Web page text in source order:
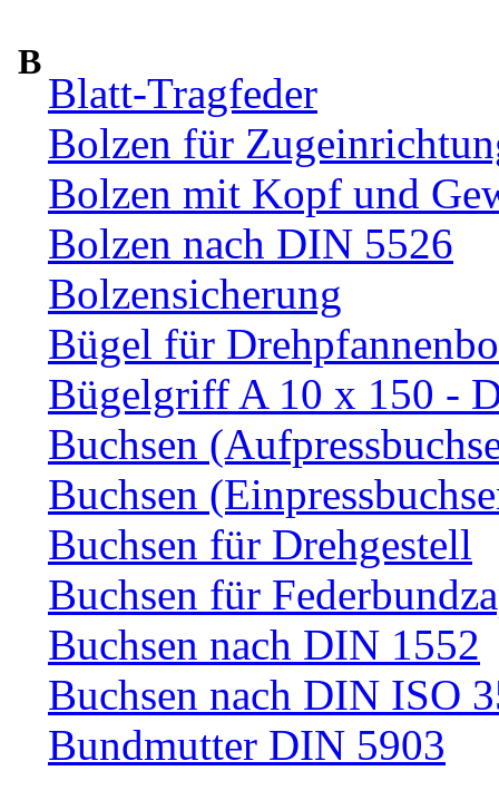
B
Blatt-Tragfeder
Bolzen für
Bolzen mit Kopf und
Bolzen nach DIN 5526
Bolzensicherung
Bügel für
Bügelgriff A 10 x 150 -
Buchsen
Buchsen
Buchsen für Drehgestell
Buchsen für
Buchsen nach DIN 1552
Buchsen nach DIN ISO
Bundmutter DIN 5903